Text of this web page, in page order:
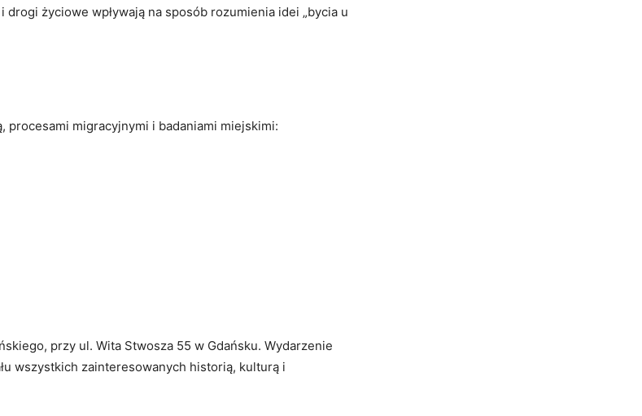
życiowe wpływają na sposób rozumienia idei „bycia u
procesami migracyjnymi i badaniami miejskimi:
przy ul. Wita Stwosza 55 w Gdańsku. Wydarzenie
wszystkich zainteresowanych historią, kulturą i